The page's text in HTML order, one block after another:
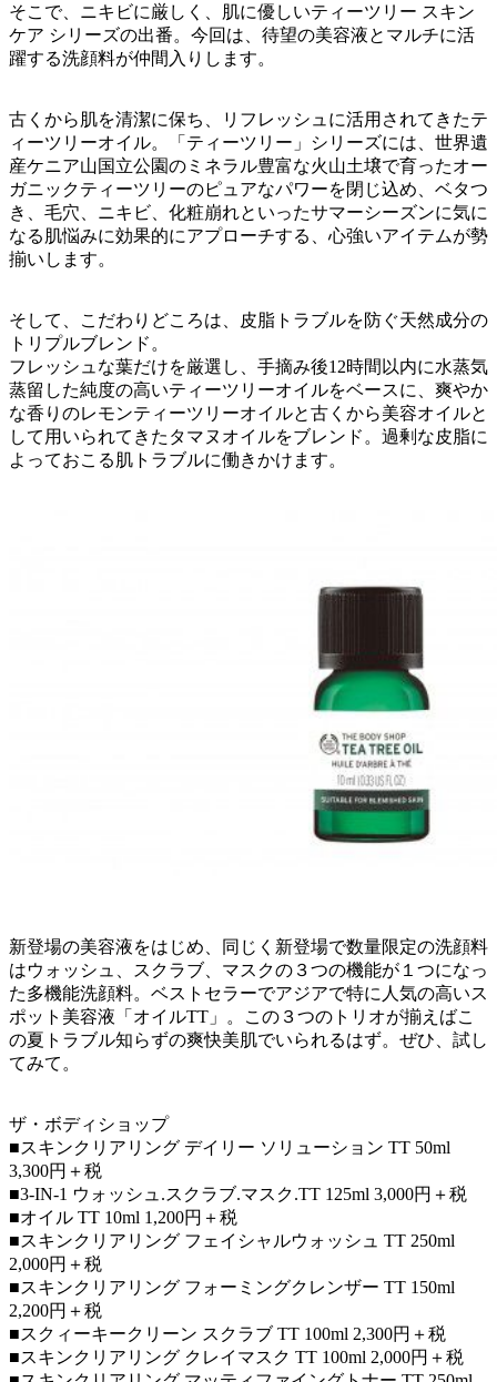
そこで、ニキビに厳しく、肌に優しいティーツリー スキン
ケア シリーズの出番。今回は、待望の美容液とマルチに活
躍する洗顔料が仲間入りします。
古くから肌を清潔に保ち、リフレッシュに活用されてきたテ
ィーツリーオイル。「ティーツリー」シリーズには、世界遺
産ケニア山国立公園のミネラル豊富な火山土壌で育ったオー
ガニックティーツリーのピュアなパワーを閉じ込め、ベタつ
き、毛穴、ニキビ、化粧崩れといったサマーシーズンに気に
なる肌悩みに効果的にアプローチする、心強いアイテムが勢
揃いします。
そして、こだわりどころは、皮脂トラブルを防ぐ天然成分の
トリプルブレンド。
フレッシュな葉だけを厳選し、手摘み後12時間以内に水蒸気
蒸留した純度の高いティーツリーオイルをベースに、爽やか
な香りのレモンティーツリーオイルと古くから美容オイルと
して用いられてきたタマヌオイルをブレンド。過剰な皮脂に
よっておこる肌トラブルに働きかけます。
新登場の美容液をはじめ、同じく新登場で数量限定の洗顔料
はウォッシュ、スクラブ、マスクの３つの機能が１つになっ
た多機能洗顔料。ベストセラーでアジアで特に人気の高いス
ポット美容液「オイルTT」。この３つのトリオが揃えばこ
の夏トラブル知らずの爽快美肌でいられるはず。ぜひ、試し
てみて。
ザ・ボディショップ
■スキンクリアリング デイリー ソリューション TT 50ml
3,300円＋税
■3-IN-1 ウォッシュ.スクラブ.マスク.TT 125ml 3,000円＋税
■オイル TT 10ml 1,200円＋税
■スキンクリアリング フェイシャルウォッシュ TT 250ml
2,000円＋税
■スキンクリアリング フォーミングクレンザー TT 150ml
2,200円＋税
■スクィーキークリーン スクラブ TT 100ml 2,300円＋税
■スキンクリアリング クレイマスク TT 100ml 2,000円＋税